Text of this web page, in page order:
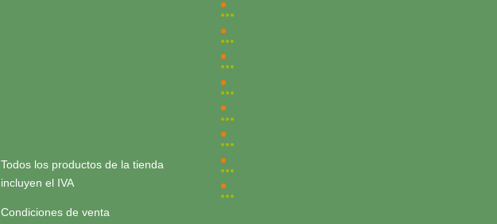
Todos los productos de la tienda
incluyen el IVA
Condiciones de venta